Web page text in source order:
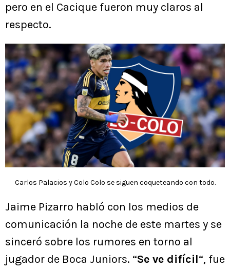
pero en el Cacique fueron muy claros al
respecto.
Carlos Palacios y Colo Colo se siguen coqueteando con todo.
Jaime Pizarro habló con los medios de
comunicación la noche de este martes y se
sinceró sobre los rumores en torno al
jugador de Boca Juniors. “Se ve difícil“, fue